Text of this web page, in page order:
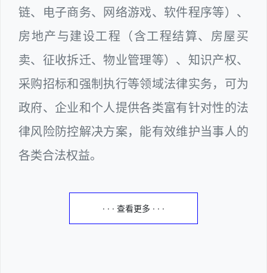
链、电子商务、网络游戏、软件程序等）、
房地产与建设工程（含工程结算、房屋买
卖、征收拆迁、物业管理等）、知识产权、
采购招标和强制执行等领域法律实务，可为
政府、企业和个人提供各类富有针对性的法
律风险防控解决方案，能有效维护当事人的
各类合法权益。
· · · 查看更多 · · ·